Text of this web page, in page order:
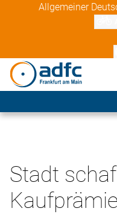
Allgemeiner
Stadt